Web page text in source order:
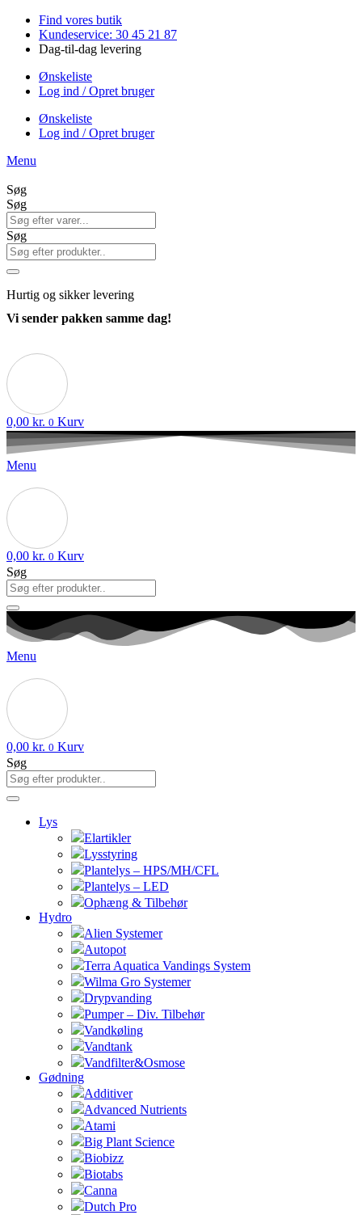
Videre
indhold
Find vores butik
Kundeservice: 30 45 21 87
Dag-til-dag levering
Ønskeliste
Log ind / Opret bruger
Ønskeliste
Log ind / Opret bruger
Menu
Søg
Søg
Søg
Hurtig og sikker levering
Vi sender pakken samme dag!
0,00 kr. 0 Kurv
Menu
0,00 kr. 0 Kurv
Søg
Menu
0,00 kr. 0 Kurv
Søg
Lys
Elartikler
Lysstyring
Plantelys – HPS/MH/CFL
Plantelys – LED
Ophæng & Tilbehør
Hydro
Alien Systemer
Autopot
Terra Aquatica Vandings System
Wilma Gro Systemer
Drypvanding
Pumper – Div. Tilbehør
Vandkøling
Vandtank
Vandfilter&Osmose
Gødning
Additiver
Advanced Nutrients
Atami
Big Plant Science
Biobizz
Biotabs
Canna
Dutch Pro